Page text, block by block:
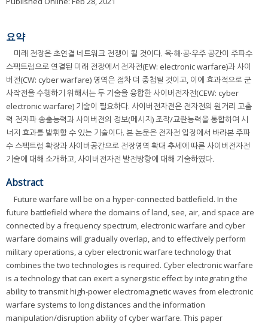
요약
미래 전장은 초연결 네트워크 전쟁이 될 것이다. 육·해·공·우주 공간이 주파수
스펙트럼으로 연결된 미래 전장에서 전자전(EW: electronic warfare)과 사이
버전(CW: cyber warfare) 영역은 점차 더 중첩될 것이고, 이에 효과적으로 군
사작전을 수행하기 위해서는 두 기술을 융합한 사이버전자전(CEW: cyber
electronic warfare) 기술이 필요하다. 사이버전자전은 전자전의 원거리 고출
력 전자파 송출능력과 사이버전의 정보(메시지) 조작/교란능력을 통합하여 시
너지 효과를 발휘할 수 있는 기술이다. 본 논문은 전자전 입장에서 바라본 주파
수 스펙트럼 확장과 사이버공간으로 전장영역 확대 추세에 따른 사이버전자전
기술에 대해 소개하고, 사이버전자전 발전방향에 대해 기술하였다.
Abstract
Future warfare will be on a hyper-connected battlefield. In the
future battlefield where the domains of land, see, air, and space are
connected by a frequency spectrum, electronic warfare and cyber
warfare domains will gradually overlap, and to effectively perform
military operations, a cyber electronic warfare technology that
combines the two technologies is required. Cyber electronic warfare
is a technology that can exert a synergistic effect by integrating the
ability to transmit high-power electromagnetic waves from electronic
warfare systems to long distances and the information
manipulation/disruption ability of cyber warfare. This paper